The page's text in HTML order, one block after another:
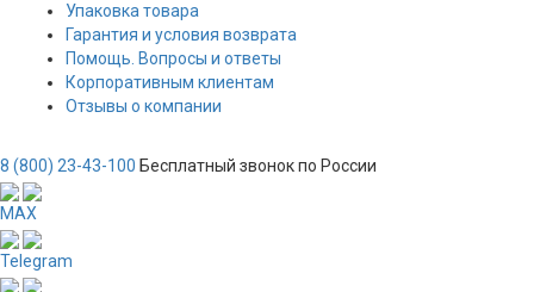
Упаковка товара
Гарантия и условия возврата
Помощь. Вопросы и ответы
Корпоративным клиентам
Отзывы о компании
8 (800) 23-43-100 Бесплатный звонок по России
MAX
Telegram